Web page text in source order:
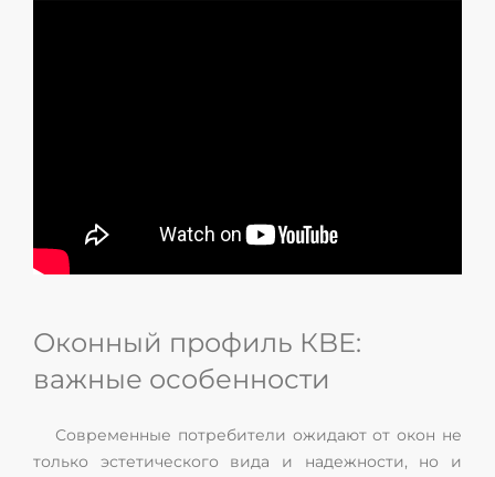
Оконный профиль КBЕ:
важные особенности
Современные потребители ожидают от окон не
только эстетического вида и надежности, но и